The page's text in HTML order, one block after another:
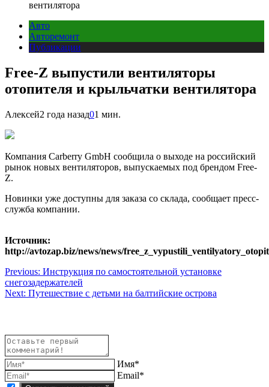
вентилятора
Авто
Авторемонт
Публикации
Free-Z выпустили вентиляторы
отопителя и крыльчатки вентилятора
Алексей2 года назад01 мин.
Компания Carberry GmbH сообщила о выходе на российский
рынок новых вентиляторов, выпускаемых под брендом Free-
Z.
Новинки уже доступны для заказа со склада, сообщает пресс-
служба компании.
Источник:
http://avtozap.biz/news/news/
Навигация
по
Previous: Инструкция по самостоятельной установке
снегозадержателей
Next: Путешествие с детьми на балтийские острова
Имя*
Email*